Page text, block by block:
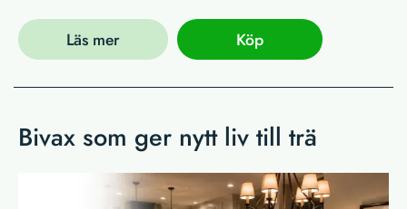
Läs mer Köp
Bivax som ger nytt liv till trä